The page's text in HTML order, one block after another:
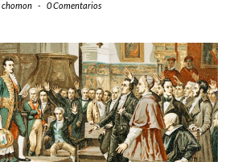
chomon - 0 Comentarios